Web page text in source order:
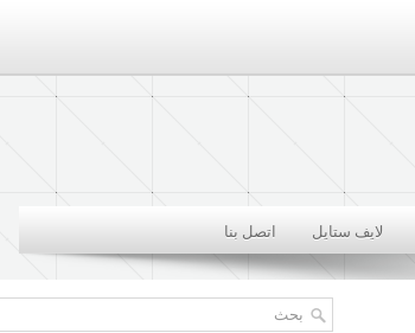
لايف ستايل اتصل بنا